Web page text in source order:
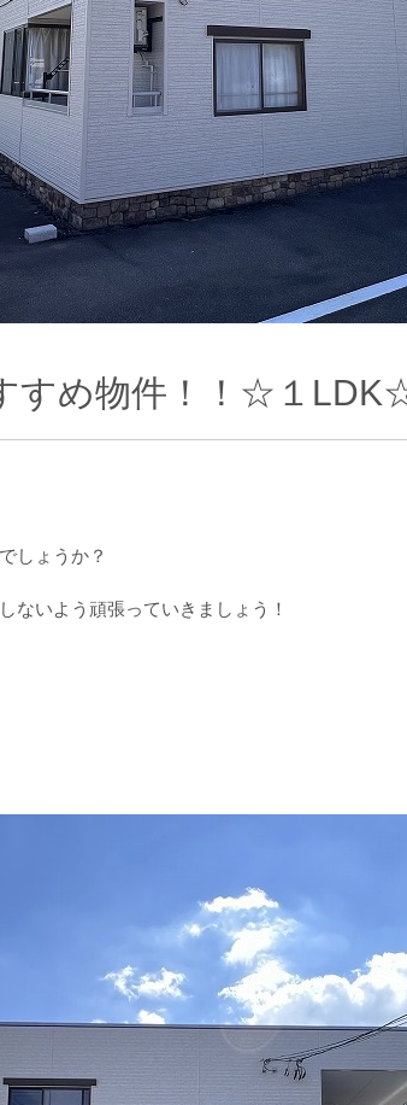
すめ物件！！☆１
しょうか？
ないよう頑張っていきましょう！